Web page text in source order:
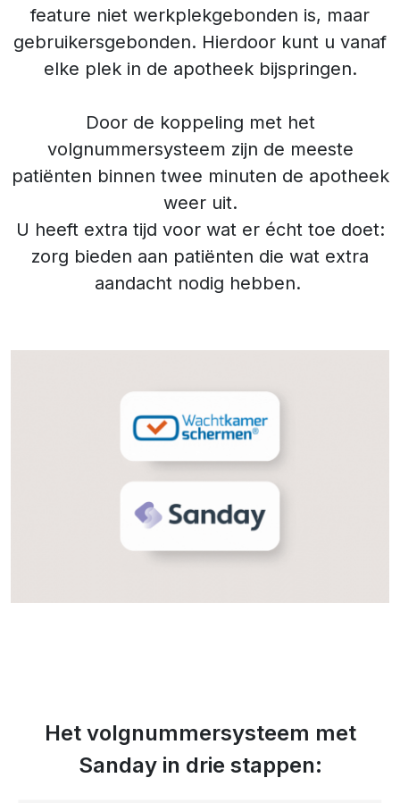
feature niet werkplekgebonden is, maar
gebruikersgebonden. Hierdoor kunt u vanaf
elke plek in de apotheek bijspringen.
Door de koppeling met het
volgnummersysteem zijn de meeste
patiënten binnen twee minuten de apotheek
weer uit.
U heeft extra tijd voor wat er écht toe doet:
zorg bieden aan patiënten die wat extra
aandacht nodig hebben.
Het volgnummersysteem met
Sanday in drie stappen: